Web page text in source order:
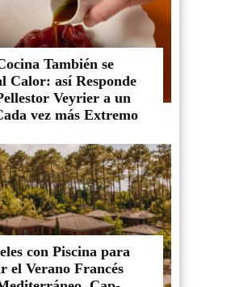
También se
Calor: así Responde
Veyrier a un
vez más Extremo
con Piscina para
el Verano Francés